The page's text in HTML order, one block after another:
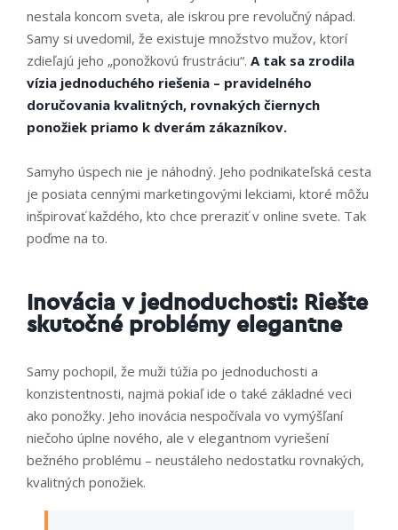
nestala koncom sveta, ale iskrou pre revolučný nápad.
Samy si uvedomil, že existuje množstvo mužov, ktorí
zdieľajú jeho „ponožkovú frustráciu“. A tak sa zrodila
vízia jednoduchého riešenia – pravidelného
doručovania kvalitných, rovnakých čiernych
ponožiek priamo k dverám zákazníkov.
Samyho úspech nie je náhodný. Jeho podnikateľská cesta
je posiata cennými marketingovými lekciami, ktoré môžu
inšpirovať každého, kto chce preraziť v online svete. Tak
poďme na to.
Inovácia v jednoduchosti: Riešte
skutočné problémy elegantne
Samy pochopil, že muži túžia po jednoduchosti a
konzistentnosti, najmä pokiaľ ide o také základné veci
ako ponožky. Jeho inovácia nespočívala vo vymýšľaní
niečoho úplne nového, ale v elegantnom vyriešení
bežného problému – neustáleho nedostatku rovnakých,
kvalitných ponožiek.